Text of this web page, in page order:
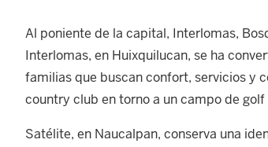
Al poniente de la capital, Interlomas,
Interlomas, en Huixquilucan, se ha
familias que buscan confort, servicios y
country club en torno a un campo de
Satélite, en Naucalpan, conserva una